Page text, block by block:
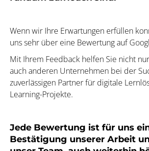
Wenn wir Ihre Erwartungen erfüllen
uns sehr über eine Bewertung auf
Mit Ihrem Feedback helfen Sie nicht
auch anderen Unternehmen bei der
zuverlässigen Partner für digitale
Learning-Projekte.
Jede Bewertung ist für uns
Bestätigung unserer Arbeit